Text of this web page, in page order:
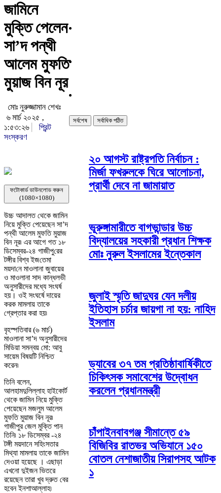
জামিনে
মুক্তি পেলেন
সা’দ পন্থী
আলেম মুফতি
মুয়াজ বিন নূর
মোঃ নুরুজ্জামান শেখঃ
৬ মার্চ ২০২৫ ,
১:৫৩:২৬
প্রিন্ট
সংস্করণ
ফটোকার্ড ডাউনলোড করুন
(1080×1080)
উচ্চ আদালত থেকে জামিন
নিয়ে মুক্তি পেয়েছেন সা’দ
পন্থী আলেম মুফতি মুয়াজ
বিন নূর৷ এর আগে গত ১৮
ডিসেম্বর-২৪ গাজীপু‌রের
টঙ্গীর বিশ্ব ইজ‌তেমা
ময়দা‌নে মাওলানা জুবায়ের
ও মাওলানা সাদ কান্ধলভী
অনুসারীদের মধ্যে সংঘর্ষ
হয়। ওই সংঘর্ষে দায়ের
করক মামলায় তাকে
গ্রেপ্তার করা হয়৷
বৃহস্পতিবার (৬ মার্চ)
মাওলানা সা’দ অনুসারীদের
মিডিয়া সমন্বয় মো: আবু
সায়েম বিষয়টি নিশ্চিত
করেন৷
তিনি বলেন,
আলহামদুলিল্লাহ হাইকোর্ট
থেকে জামিন নিয়ে মুক্তি
পেয়েছেন মজলুম আলেম
মুফতি মুয়াজ বিন নূর৷
গাজীপুর জেল মুক্তি পান
তিনি৷ ১৮ ডিসেম্বর -২৪
টঙ্গী ময়দানে সহিংসতার
মিথ্যা মামলায় তাকে জামিন
দেওয়া হয়েছে । এছাড়া
এখনো দুইজন ভিতরে
রয়েছেন তারা খুব দ্রুত বের
হবেন ইনশাআল্লাহ৷
সর্বশেষ সর্বাধিক পঠিত
২০ আগস্ট রাষ্ট্রপতি নির্বাচন :
মির্জা ফখরুলকে ঘিরে আলোচনা,
প্রার্থী দেবে না জামায়াত
ভূরুঙ্গামারীতে বাগভান্ডার উচ্চ
বিদ্যালয়ের সহকারী প্রধান শিক্ষক
মোঃ নুরুল ইসলামের ইন্তেকাল
জুলাই স্মৃতি জাদুঘর যেন দলীয়
ইতিহাস চর্চার জায়গা না হয়: নাহিদ
ইসলাম
ড্যাবের ৩৭ তম প্রতিষ্ঠাবার্ষিকীতে
চিকিৎসক সমাবেশের উদ্বোধন
করলেন প্রধানমন্ত্রী
চাঁপাইনবাবগঞ্জ সীমান্তে ৫৯
বিজিবির রাতভর অভিযানে ১৫০
বোতল নেশাজাতীয় সিরাপসহ আটক
১